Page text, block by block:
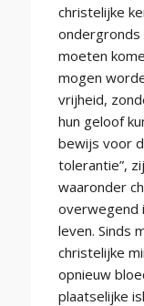
christelijke
ondergronds
moeten
mogen
vrijheid,
hun geloof
bewijs voor
tolerantie”,
waaronder
overwegend
leven. Sinds
christelijke
opnieuw
plaatselijke